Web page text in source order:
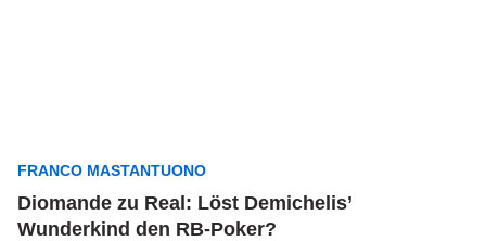
FRANCO MASTANTUONO
Diomande zu Real: Löst Demichelis’
Wunderkind den RB-Poker?